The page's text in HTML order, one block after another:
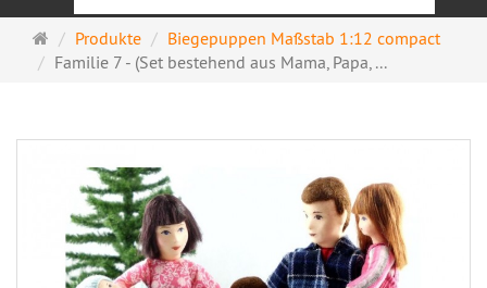
Startseite
Produkte
Biegepuppen Maßstab 1:12 compact
Familie 7 - (Set bestehend aus Mama, Papa, ...